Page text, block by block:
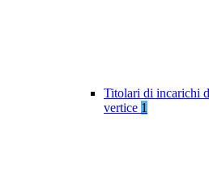
Titolari di incarichi
vertice 1